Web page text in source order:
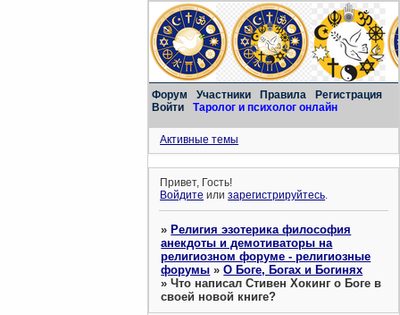
Форум Участники Правила
Регистрация
Войти
Таролог и психолог онлайн
Активные темы
Привет, Гость!
Войдите илизарегистрируйтесь.
»Религия эзотерика философия
анекдоты и демотиваторы на
религиозном форуме - религиозные
форумы »О Боге, Богах и Богинях
»Что написал Стивен Хокинг о Боге в
своей новой книге?